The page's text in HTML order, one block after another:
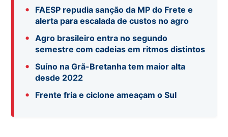
•
FAESP repudia sanção da MP do Frete e
alerta para escalada de custos no agro
•
Agro brasileiro entra no segundo
semestre com cadeias em ritmos distintos
•
Suíno na Grã-Bretanha tem maior alta
desde 2022
• Frente fria e ciclone ameaçam o Sul